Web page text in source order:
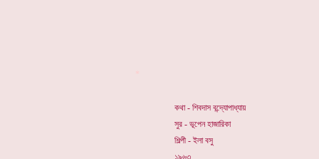
কথা - শিবদাস বন্দ্যোপাধ্যায়
সুর - ভূপেন হাজারিকা
শিল্পী - ইলা বসু
১৯৬৩